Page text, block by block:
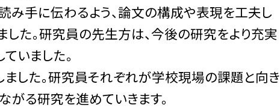
み手に伝わるよう、論文の構成や表現を工夫し
た。研究員の先生方は、今後の研究をより充実
いました。
した。研究員それぞれが学校現場の課題と向き
がる研究を進めていきます。